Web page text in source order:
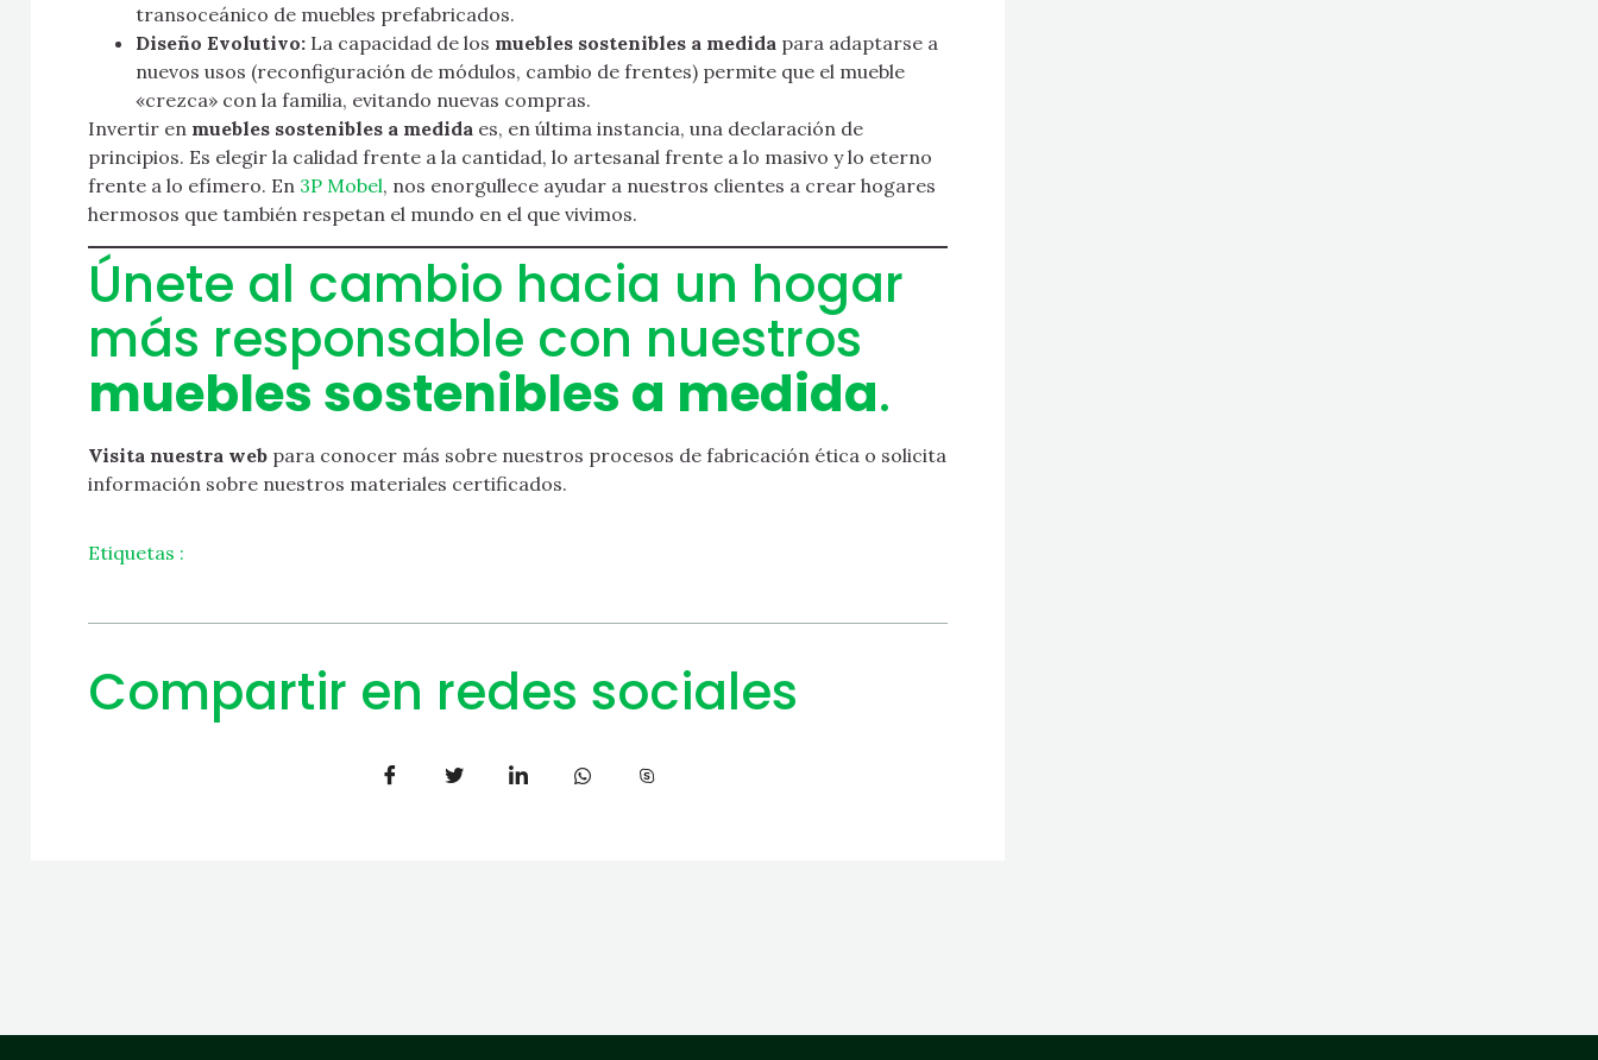
transoceánico de muebles prefabricados.
Diseño Evolutivo: La capacidad de los muebles sostenibles a medida para adaptarse a
nuevos usos (reconfiguración de módulos, cambio de frentes) permite que el mueble
«crezca» con la familia, evitando nuevas compras.
Invertir en muebles sostenibles a medida es, en última instancia, una declaración de
principios. Es elegir la calidad frente a la cantidad, lo artesanal frente a lo masivo y lo eterno
frente a lo efímero. En 3P Mobel, nos enorgullece ayudar a nuestros clientes a crear hogares
hermosos que también respetan el mundo en el que vivimos.
Únete al cambio hacia un hogar
más responsable con nuestros
muebles sostenibles a medida.
Visita nuestra web para conocer más sobre nuestros procesos de fabricación ética o solicita
información sobre nuestros materiales certificados.
Etiquetas :
Compartir en redes sociales